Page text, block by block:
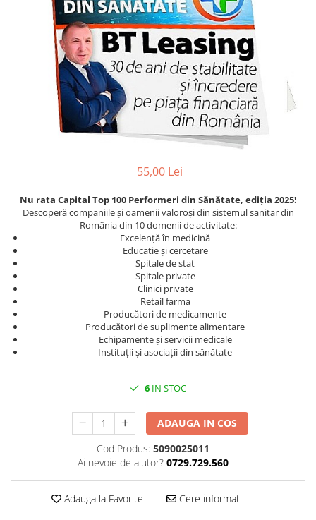
Gastronomie
Istorie/Critica
Poezie
Politică/Geopolitică
Proză
Psihologie
Sociologie
Spiritualitate/Ezoterism
Sport
55,00 Lei
Nu rata Capital Top 100 Performeri din Sănătate, ediția 2025!
Descoperă companiile și oamenii valoroși din sistemul sanitar din
România din 10 domenii de activitate:
Excelență în medicină
Educație și cercetare
Spitale de stat
Spitale private
Clinici private
Retail farma
Producători de medicamente
Producători de suplimente alimentare
Echipamente și servicii medicale
Instituții și asociații din sănătate
6 IN STOC
ADAUGA IN COS
Cod Produs: 5090025011
Ai nevoie de ajutor? 0729.729.560
Adauga la Favorite Cere informatii